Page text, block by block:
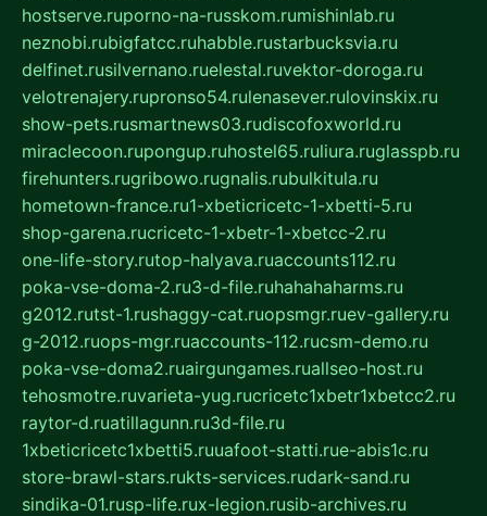
hostserve.ruporno-na-russkom.rumishinlab.ru
neznobi.rubigfatcc.ruhabble.rustarbucksvia.ru
delfinet.rusilvernano.ruelestal.ruvektor-doroga.ru
velotrenajery.rupronso54.rulenasever.rulovinskix.ru
show-pets.rusmartnews03.rudiscofoxworld.ru
miraclecoon.rupongup.ruhostel65.ruliura.ruglasspb.ru
firehunters.rugribowo.rugnalis.rubulkitula.ru
hometown-france.ru1-xbeticricetc-1-xbetti-5.ru
shop-garena.rucricetc-1-xbetr-1-xbetcc-2.ru
one-life-story.rutop-halyava.ruaccounts112.ru
poka-vse-doma-2.ru3-d-file.ruhahahaharms.ru
g2012.rutst-1.rushaggy-cat.ruopsmgr.ruev-gallery.ru
g-2012.ruops-mgr.ruaccounts-112.rucsm-demo.ru
poka-vse-doma2.ruairgungames.ruallseo-host.ru
tehosmotre.ruvarieta-yug.rucricetc1xbetr1xbetcc2.ru
raytor-d.ruatillagunn.ru3d-file.ru
1xbeticricetc1xbetti5.ruuafoot-statti.rue-abis1c.ru
store-brawl-stars.rukts-services.rudark-sand.ru
sindika-01.rusp-life.rux-legion.rusib-archives.ru